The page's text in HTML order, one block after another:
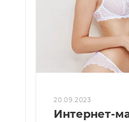
20.09.2023
Интернет-